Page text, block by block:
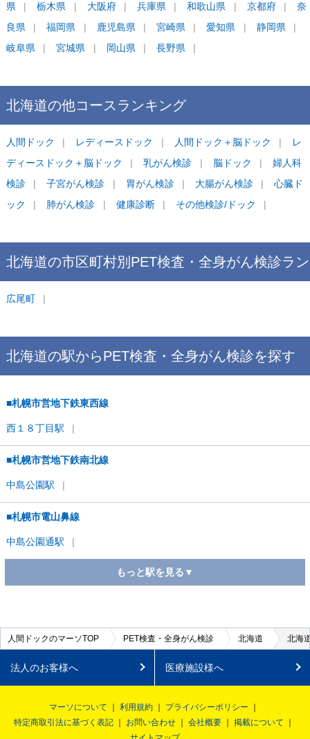
県
栃木県 大阪府 兵庫県 和歌山県 京都府
奈
良県
福岡県 鹿児島県 宮崎県 愛知県
静岡県
岐阜県
宮城県 岡山県 長野県
北海道の他コースランキング
人間ドック レディースドック 人間ドック＋脳ドック
レ
ディースドック＋脳ドック
乳がん検診 脳ドック
婦人科
検診
子宮がん検診 胃がん検診 大腸がん検診
心臓ド
ック
肺がん検診 健康診断 その他検診/ドック
北海道の市区町村別 PET検査・全身がん検診ラン
キング
広尾町
北海道の駅からPET検査・全身がん検診を探す
■札幌市営地下鉄東西線
西１８丁目駅
■札幌市営地下鉄南北線
中島公園駅
■札幌市電山鼻線
中島公園通駅
もっと駅を見る▼
東金沢駅
人間ドックのマーソTOP PET検査・全身がん検診 北海道 北海
法人のお客様へ 医療施設様へ
マーソについて 利用規約
プライバシーポリシー
特定商取引法に基づく表記
お問い合わせ 会社概要
掲載について